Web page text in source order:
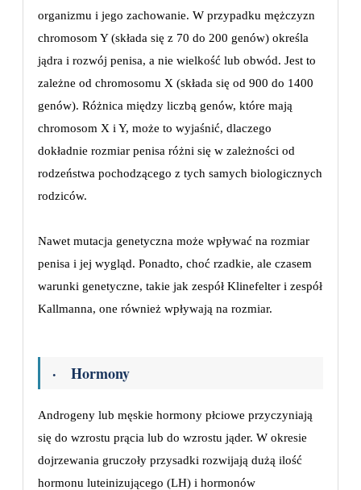
organizmu i jego zachowanie. W przypadku mężczyzn
chromosom Y (składa się z 70 do 200 genów) określa
jądra i rozwój penisa, a nie wielkość lub obwód. Jest to
zależne od chromosomu X (składa się od 900 do 1400
genów). Różnica między liczbą genów, które mają
chromosom X i Y, może to wyjaśnić, dlaczego
dokładnie rozmiar penisa różni się w zależności od
rodzeństwa pochodzącego z tych samych biologicznych
rodziców.
Nawet mutacja genetyczna może wpływać na rozmiar
penisa i jej wygląd. Ponadto, choć rzadkie, ale czasem
warunki genetyczne, takie jak zespół Klinefelter i zespół
Kallmanna, one również wpływają na rozmiar.
· Hormony
Androgeny lub męskie hormony płciowe przyczyniają
się do wzrostu prącia lub do wzrostu jąder. W okresie
dojrzewania gruczoły przysadki rozwijają dużą ilość
hormonu luteinizującego (LH) i hormonów